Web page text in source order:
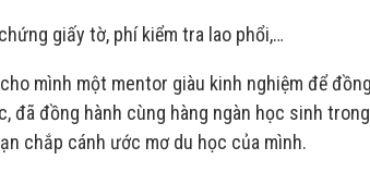
giấy tờ, phí kiểm tra lao phổi,…
mình một mentor giàu kinh nghiệm để
đã đồng hành cùng hàng ngàn học sinh
chắp cánh ước mơ du học của mình.